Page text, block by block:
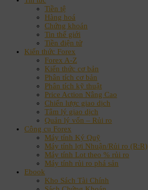
Tiền tệ
Hàng hoá
Chứng khoán
Tin thế giới
Tiền điện tử
Kiến thức Forex
Forex A-Z
Kiến thức cơ bản
Phân tích cơ bản
Phân tích kỹ thuật
Price Action Nâng Cao
Chiến lược giao dịch
Tâm lý giao dịch
Quản lý vốn – Rủi ro
Công cụ Forex
Máy tính Ký Quỹ
Máy tính lợi Nhuận/Rủi ro (R:R)
Máy tính Lot theo % rủi ro
Máy tính rủi ro phá sản
Ebook
Kho Sách Tài Chính